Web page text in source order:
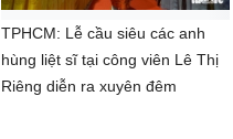
TPHCM: Lễ cầu siêu các anh
hùng liệt sĩ tại công viên Lê Thị
Riêng diễn ra xuyên đêm